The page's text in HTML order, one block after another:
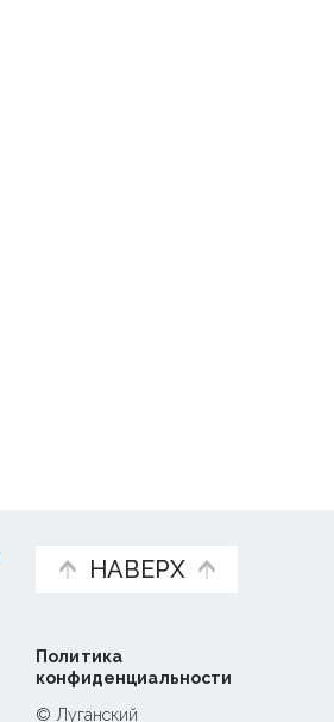
НАВЕРХ
Политика
конфиденциальности
© Луганский